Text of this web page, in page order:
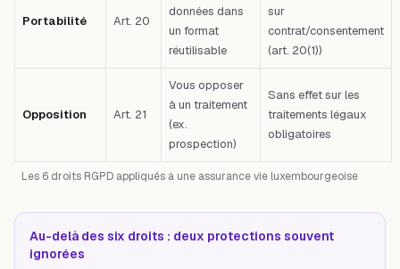
Les 6 droits RGPD appliqués à une assurance vie luxembourgeoise
Portabilité Art. 20
données dans
un format
réutilisable
sur
contrat/consentement
(art. 20(1))
Opposition Art. 21
Vous opposer
à un traitement
(ex.
prospection)
Sans effet sur les
traitements légaux
obligatoires
Au-delà des six droits : deux protections souvent
ignorées